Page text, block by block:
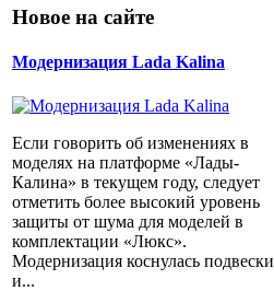
Новое на сайте
Модернизация Lada Kalina
Если говорить об изменениях в
моделях на платформе «Лады-
Калина» в текущем году, следует
отметить более высокий уровень
защиты от шума для моделей в
комплектации «Люкс».
Модернизация коснулась подвески
и...